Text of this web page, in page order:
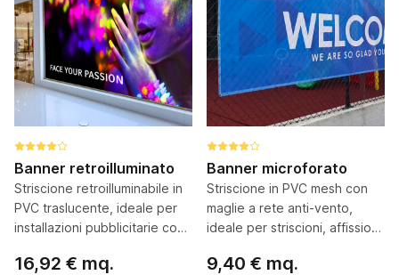
Banner retroilluminato
Striscione retroilluminabile in
PVC traslucente, ideale per
installazioni pubblicitarie con
cassonetti luminosi
16,92 € mq.
Banner microforato
Striscione in PVC mesh con
maglie a rete anti-vento,
ideale per striscioni, affissioni
9,40 € mq.